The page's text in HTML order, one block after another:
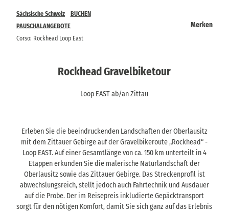
Sächsische Schweiz
BUCHEN
PAUSCHALANGEBOTE
Corso: Rockhead Loop East
Merken
Rockhead Gravelbiketour
Loop EAST ab/an Zittau
Erleben Sie die beeindruckenden Landschaften der Oberlausitz
mit dem Zittauer Gebirge auf der Gravelbikeroute „Rockhead“ -
Loop EAST. Auf einer Gesamtlänge von ca. 150 km unterteilt in 4
Etappen erkunden Sie die malerische Naturlandschaft der
Oberlausitz sowie das Zittauer Gebirge. Das Streckenprofil ist
abwechslungsreich, stellt jedoch auch Fahrtechnik und Ausdauer
auf die Probe. Der im Reisepreis inkludierte Gepäcktransport
sorgt für den nötigen Komfort, damit Sie sich ganz auf das Erlebnis